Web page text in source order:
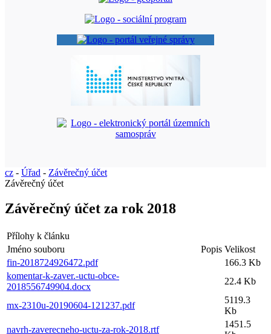
cz - Úřad - Závěrečný účet
Závěrečný účet
Závěrečný účet za rok 2018
Přílohy k článku
Jméno souboru
Popis Velikost
fin-2018724926472.pdf
166.3 Kb
komentar-k-zaver.-uctu-obce-
2018556749904.docx
22.4 Kb
mx-2310u-20190604-121237.pdf
5119.3
Kb
navrh-zaverecneho-uctu-za-rok-2018.rtf
1451.5